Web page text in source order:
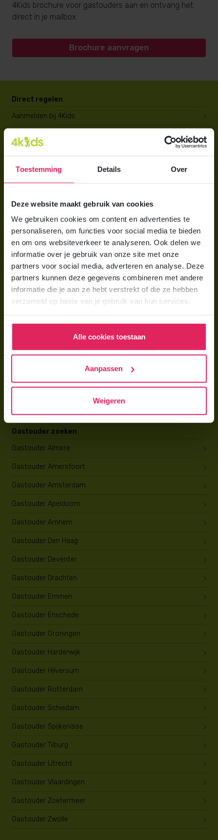
Toestemming Details Over
Deze website maakt gebruik van cookies
We gebruiken cookies om content en advertenties te
personaliseren, om functies voor social media te bieden
en om ons websiteverkeer te analyseren. Ook delen we
informatie over je gebruik van onze site met onze
partners voor social media, adverteren en analyse. Deze
partners kunnen deze gegevens combineren met andere
informatie die je aan ze hebt verstrekt of die ze hebben
verzameld op basis van je gebruik van hun services.
Alle cookies toestaan
Aanpassen
Weigeren
4Kids brochure voor gastouders aan en ontvang het
direct in je mailbox.
Brochure aanvragen
Direct regelen
Aanmelden bij 4Kids
Brochure aanvragen
Voor ouders
Wat kost een gastouder?
Hoe vind ik een gastouder?
Voor gastouders
Gastouder worden bij 4Kids
Hoe vind ik gastkinderen?
Wat verdient een gastouder?
Gastouder zoeken
Gastouder Almere
Gastouder Amersfoort
Gastouder Amsterdam
Gastouder Apeldoorn
Gastouder Arnhem
Gastouder Den Haag
Gastouder Deventer
Gastouder Drachten
Gastouder Emmen
Gastouder Enschede
Gastouder Groningen
Gastouder Harderwijk
Gastouder Hilversum
Gastouder Rotterdam
Gastouder Schiedam
Gastouder Spijkenisse
Gastouder Tilburg
Gastouder Utrecht
Gastouder Vlaardingen
Gastouder Zoetermeer
Gastouder Zwolle